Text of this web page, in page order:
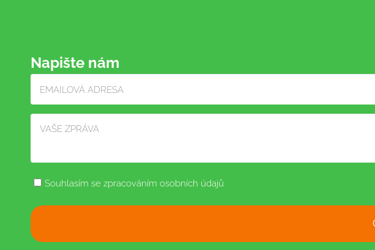
Napište nám
Souhlasím se zpracováním osobních údajů